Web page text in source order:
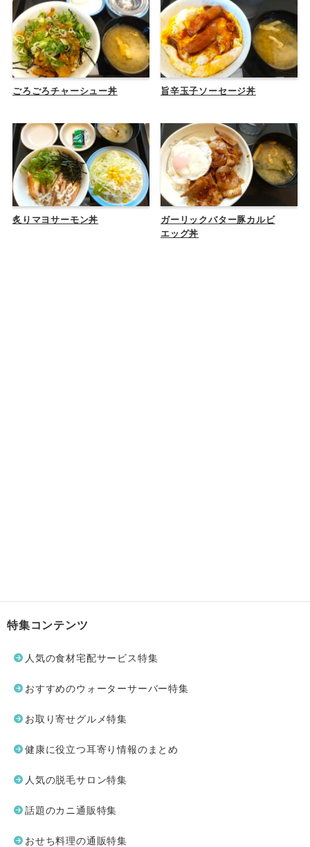
ごろごろチャーシュー丼 旨辛玉子ソーセージ丼
炙りマヨサーモン丼
ガーリックバター豚カルビ
エッグ丼
特集コンテンツ
人気の食材宅配サービス特集
おすすめのウォーターサーバー特集
お取り寄せグルメ特集
健康に役立つ耳寄り情報のまとめ
人気の脱毛サロン特集
話題のカニ通販特集
おせち料理の通販特集